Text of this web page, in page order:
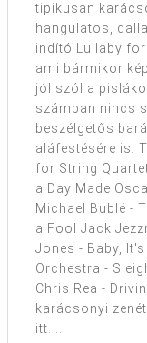
tipikusan
hangulatos,
indító Lullaby
ami bármikor
jól szól a
számban nincs
beszélgetős
aláfestésére is.
for String
a Day Made
Michael Bublé -
a Fool Jack
Jones - Baby,
Orchestra -
Chris Rea -
karácsonyi
itt. ...